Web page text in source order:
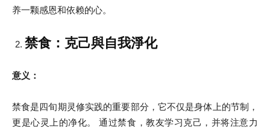
养一颗感恩和依赖的心。
禁食：克己與自我淨化
意义：
禁食是四旬期灵修实践的重要部分，它不仅是身体上的节制，
更是心灵上的净化。 通过禁食，教友学习克己，并将注意力